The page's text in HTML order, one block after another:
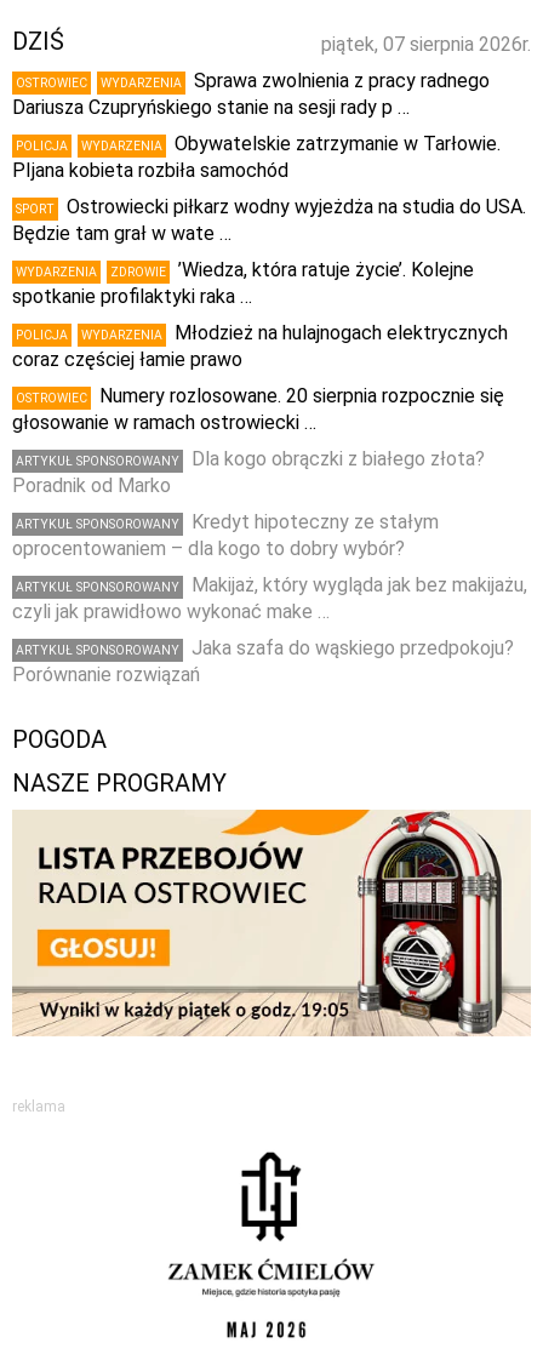
piątek, 07 sierpnia 2026r.
DZIŚ
OSTROWIEC WYDARZENIA
Sprawa zwolnienia z pracy radnego
Dariusza Czupryńskiego stanie na sesji rady p …
POLICJA WYDARZENIA
Obywatelskie zatrzymanie w Tarłowie.
PIjana kobieta rozbiła samochód
SPORT
Ostrowiecki piłkarz wodny wyjeżdża na studia do USA.
Będzie tam grał w wate …
WYDARZENIA ZDROWIE
’Wiedza, która ratuje życie’. Kolejne
spotkanie profilaktyki raka …
POLICJA WYDARZENIA
Młodzież na hulajnogach elektrycznych
coraz częściej łamie prawo
OSTROWIEC
Numery rozlosowane. 20 sierpnia rozpocznie się
głosowanie w ramach ostrowiecki …
ARTYKUŁ SPONSOROWANY
Dla kogo obrączki z białego złota?
Poradnik od Marko
ARTYKUŁ SPONSOROWANY
Kredyt hipoteczny ze stałym
oprocentowaniem – dla kogo to dobry wybór?
ARTYKUŁ SPONSOROWANY
Makijaż, który wygląda jak bez makijażu,
czyli jak prawidłowo wykonać make …
ARTYKUŁ SPONSOROWANY
Jaka szafa do wąskiego przedpokoju?
Porównanie rozwiązań
POGODA
NASZE PROGRAMY
reklama